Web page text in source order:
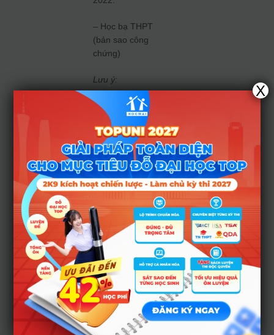
– Học bạ THPT
(bản sao công
chứng)
Lưu ý:
– Nhà trường không
thu lệ phí xét tuyển
– Các môn năng
khiếu do Khoa Kiến
trúc và Khoa Mỹ
Thuật của trường tổ
chức thi tuyển hoặc
sử dụng kết quả thi
năng khiếu của các
trường đại học
trong cả nước.
– Chế độ ưu tiên
thực hiện theo quy
chế tuyển sinh đại
học, cao đẳng hệ
X